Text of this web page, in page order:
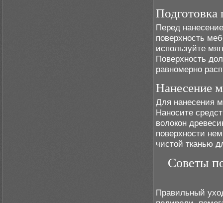
Подготовка
Перед
поверхность
используйте
Поверхность
равномерно
Нанесение
Для нанесения
Наносите
волокон
поверхности
чистой тканью
Советы
Правильный